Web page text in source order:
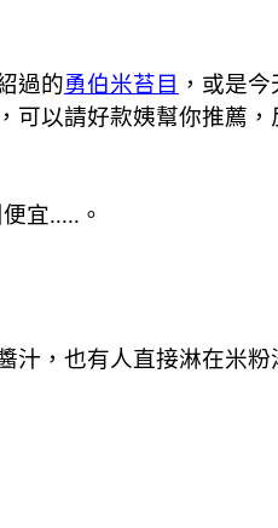
過的勇伯米苔目 ，或是
以請好款姨幫你推薦，
宜.....。
，也有人直接淋在米